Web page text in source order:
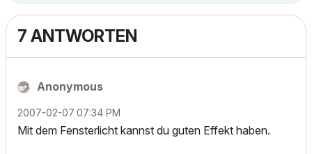
7 ANTWORTEN
Anonymous
‎2007-02-07 07:34 PM
Mit dem Fensterlicht kannst du guten Effekt haben.